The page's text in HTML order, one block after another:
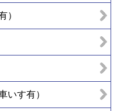
）
いす有）